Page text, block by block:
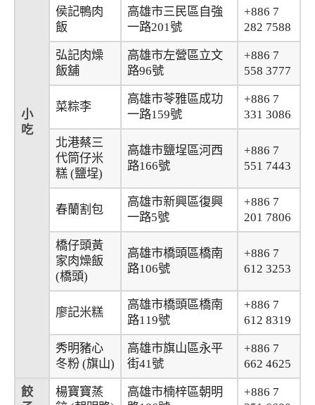
小
吃
侯記鴨肉
飯
高雄市三民區自強
一路201號
+886 7
282 7588
弘記肉燥
飯舖
高雄市左營區立文
路96號
+886 7
558 3777
菜粽李
高雄市苓雅區成功
一路159號
+886 7
331 3086
北港蔡三
代筒仔米
糕 (鹽埕)
高雄市鹽埕區河西
路166號
+886 7
551 7443
春蘭割包
高雄市新興區復興
一路5號
+886 7
201 7806
橋仔頭黃
家肉燥飯
(橋頭)
高雄市橋頭區橋南
路106號
+886 7
612 3253
廖記米糕
高雄市橋頭區橋南
路119號
+886 7
612 8319
秀明豬心
冬粉 (旗山)
高雄市旗山區永平
街41號
+886 7
662 4625
餃
楊寶寶蒸
高雄市楠梓區朝明
+886 7